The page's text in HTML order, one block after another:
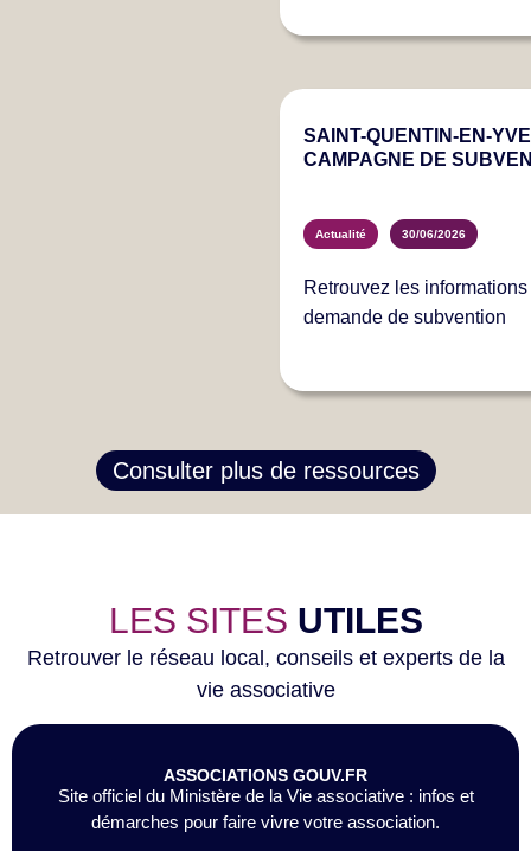
SAINT-QUENTIN-EN-
CAMPAGNE DE
Actualité 30/06/2026
Retrouvez les
demande de subvention
Consulter plus de ressources
LES SITES UTILES
Retrouver le réseau local, conseils et experts de la
vie associative
ASSOCIATIONS GOUV.FR
Site officiel du Ministère de la Vie associative : infos et
démarches pour faire vivre votre association.